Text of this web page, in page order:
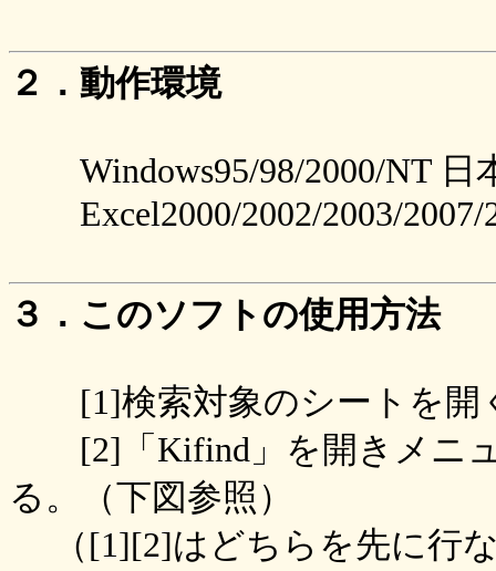
２．動作環境
Windows95/98/2000/NT 日
Excel2000/2002/2003/2007/
３．このソフトの使用方法
[1]検索対象のシートを開
[2]「Kifind」を開きメニュ
る。（下図参照）
（[1][2]はどちらを先に行